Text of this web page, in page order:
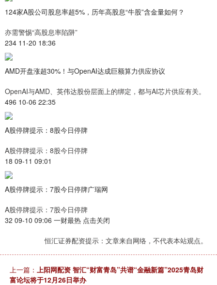
124家A股公司股息率超5%，历年高股息“牛股”含金量如何？
亦需警惕“高股息率陷阱”
234 11-20 18:36
AMD开盘涨超30%！与OpenAI达成巨额算力供应协议
OpenAI与AMD、英伟达股份层面上的绑定，都与AI芯片供应有关。
496 10-06 22:35
A股停牌提示：8股今日停牌
A股停牌提示：8股今日停牌
18 09-11 09:01
A股停牌提示：7股今日停牌广瑞网
A股停牌提示：7股今日停牌
32 09-10 09:06 一财最热 点击关闭
恒汇证券配资提示：文章来自网络，不代表本站观点。
上一篇： 上阳网配资 智汇“财富青岛”共谱“金融新篇”2025青岛财
富论坛将于12月26日举办